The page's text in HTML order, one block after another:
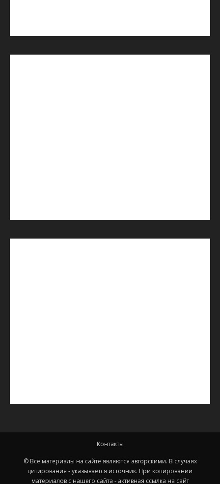
Контакты
© Все материалы на сайте являются авторскими. В случаях
цитирования - указывается источник. При копировании
материалов с нашего сайта - активная ссылка на сайт